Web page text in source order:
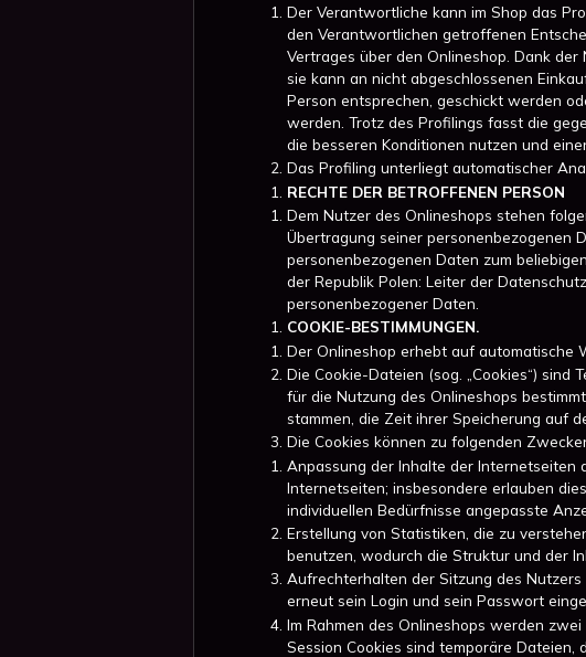
Der Verantwortliche kann im Shop das
den Verantwortlichen getroffenen
Vertrages über den Onlineshop. Dank
sie kann an nicht abgeschlossenen
Person entsprechen, geschickt werden
werden. Trotz des Profilings fasst die
die besseren Konditionen nutzen und
Das Profiling unterliegt automatischer
RECHTE DER BETROFFENEN PERSON
Dem Nutzer des Onlineshops stehen
Übertragung seiner personenbezogenen
personenbezogenen Daten zum
der Republik Polen: Leiter der
personenbezogener Daten.
COOKIE-BESTIMMUNGEN.
Der Onlineshop erhebt auf automatische
Die Cookie-Dateien (sog. „Cookies“)
für die Nutzung des Onlineshops
stammen, die Zeit ihrer Speicherung auf
Die Cookies können zu folgenden
Anpassung der Inhalte der Internetseiten
Internetseiten; insbesondere erlauben
individuellen Bedürfnisse angepasste
Erstellung von Statistiken, die zu
benutzen, wodurch die Struktur und der
Aufrechterhalten der Sitzung des
erneut sein Login und sein Passwort
Im Rahmen des Onlineshops werden
Session Cookies sind temporäre